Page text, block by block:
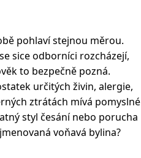
pohlaví stejnou měrou.
sice odborníci rozcházejí,
to bezpečně pozná.
určitých živin, alergie,
ztrátách mívá pomyslné
styl česání nebo porucha
voňavá bylina?